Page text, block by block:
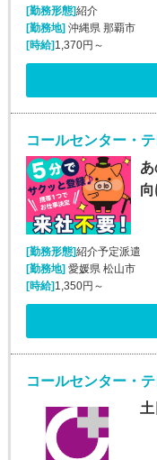
[勤務形態]紹介
[勤務地] 沖縄県 那覇市
[時給] 1,370円～
[勤務形態]紹介予定派遣
[勤務地] 愛媛県 松山市
[時給] 1,350円～